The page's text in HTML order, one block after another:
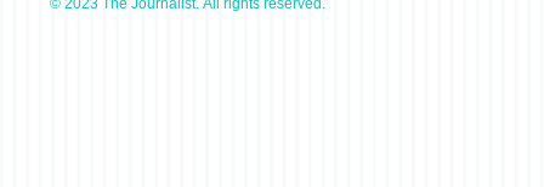
© 2023 The Journalist. All rights reserved.